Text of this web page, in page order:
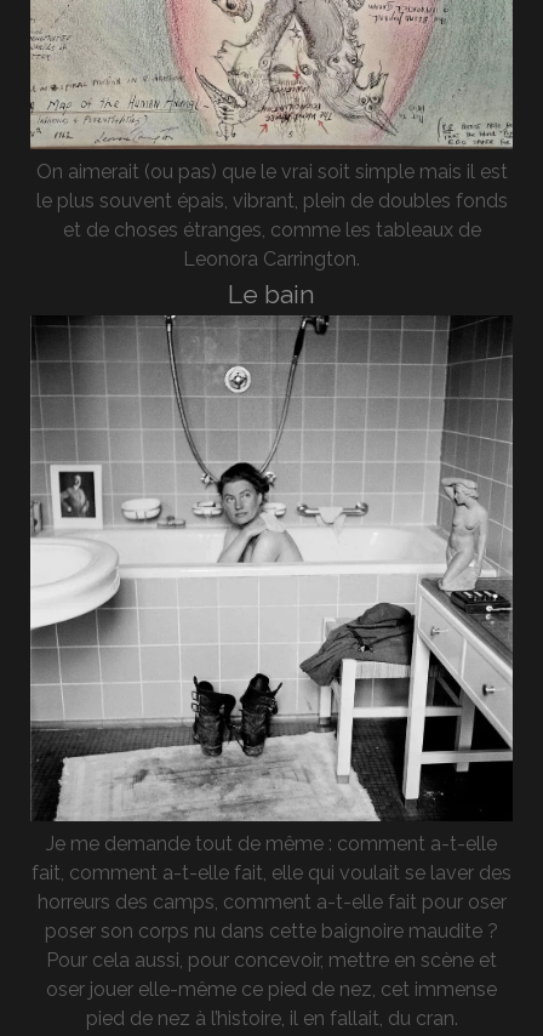
On aimerait (ou pas) que le vrai soit simple mais il est
le plus souvent épais, vibrant, plein de doubles fonds
et de choses étranges, comme les tableaux de
Leonora Carrington.
Le bain
Je me demande tout de même : comment a-t-elle
fait, comment a-t-elle fait, elle qui voulait se laver des
horreurs des camps, comment a-t-elle fait pour oser
poser son corps nu dans cette baignoire maudite ?
Pour cela aussi, pour concevoir, mettre en scène et
oser jouer elle-même ce pied de nez, cet immense
pied de nez à l’histoire, il en fallait, du cran.